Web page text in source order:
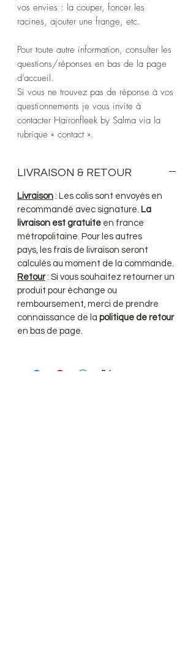
vos envies : la couper, foncer les
racines, ajouter une frange, etc.
Pour toute autre information, consulter les
questions/réponses en bas de la page
d’accueil.
Si vous ne trouvez pas de réponse à vos
questionnements je vous invite à
contacter Haironfleek by Salma via la
rubrique « contact ».
LIVRAISON & RETOUR
Livraison : Les colis sont envoyés en
recommandé avec signature. La
livraison est gratuite en france
métropolitaine. Pour les autres
pays, les frais de livraison seront
calculés au moment de la commande.
Retour: Si vous souhaitez retourner un
produit pour échange ou
remboursement, merci de prendre
connaissance de la politique de retour
en bas de page.